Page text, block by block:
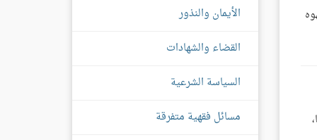
الأيمان والنذور
القضاء والشهادات
السياسة الشرعية
مسائل فقهية متفرقة